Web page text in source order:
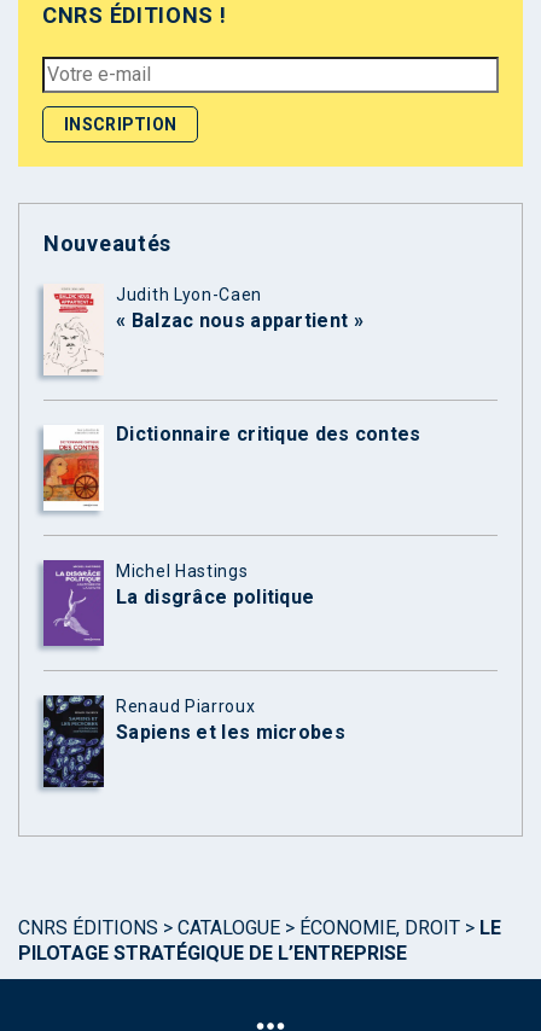
CNRS ÉDITIONS !
Nouveautés
Judith Lyon-Caen
« Balzac nous appartient »
Dictionnaire critique des contes
Michel Hastings
La disgrâce politique
Renaud Piarroux
Sapiens et les microbes
CNRS ÉDITIONS > CATALOGUE > ÉCONOMIE, DROIT > LE
PILOTAGE STRATÉGIQUE DE L’ENTREPRISE